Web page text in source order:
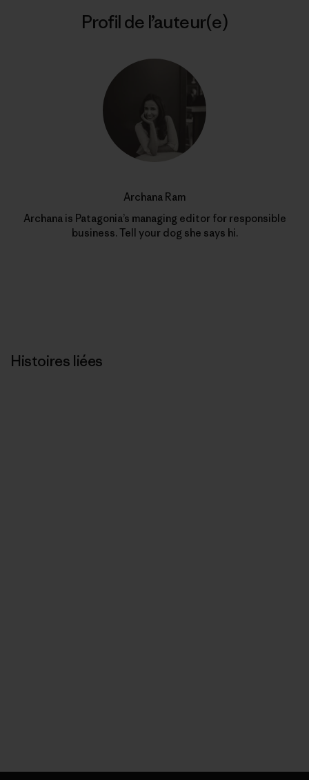
Profil de l’auteur(e)
Archana Ram
Archana is Patagonia’s managing editor for responsible
business. Tell your dog she says hi.
Histoires liées